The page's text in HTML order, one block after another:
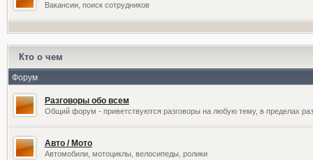
Вакансии, поиск сотрудников
Кто о чем
Форум
Разговоры обо всем
Общий форум - приветствуются разговоры на любую тему, в пределах
Авто / Мото
Автомобили, мотоциклы, велосипеды, ролики